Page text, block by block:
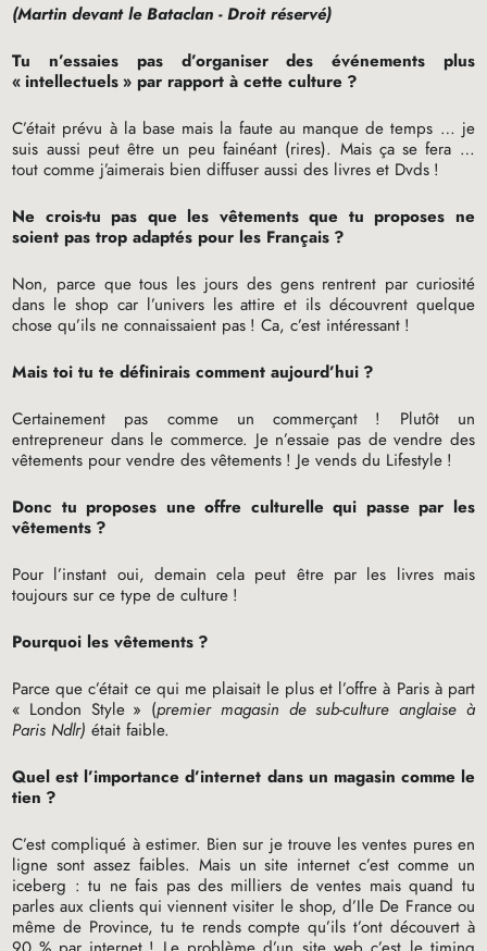
(Martin devant le Bataclan - Droit réservé)
Tu n’essaies pas d’organiser des événements plus
«intellectuels» par rapport à cette culture ?
C’était prévu à la base mais la faute au manque de temps … je
suis aussi peut être un peu fainéant (rires). Mais ça se fera …
tout comme j’aimerais bien diffuser aussi des livres et Dvds !
Ne crois-tu pas que les vêtements que tu proposes ne
soient pas trop adaptés pour les Français ?
Non, parce que tous les jours des gens rentrent par curiosité
dans le shop car l’univers les attire et ils découvrent quelque
chose qu’ils ne connaissaient pas ! Ca, c’est intéressant !
Mais toi tu te définirais comment aujourd’hui ?
Certainement pas comme un commerçant
! Plutôt un
entrepreneur dans le commerce. Je n’essaie pas de vendre des
vêtements pour vendre des vêtements ! Je vends du Lifestyle !
Donc tu proposes une offre culturelle qui passe par les
vêtements ?
Pour l’instant oui, demain cela peut être par les livres mais
toujours sur ce type de culture !
Pourquoi les vêtements ?
Parce que c’était ce qui me plaisait le plus et l’offre à Paris à part
« London Style » (premier magasin de sub-culture anglaise à
Paris Ndlr)était faible.
Quel est l’importance d’internet dans un magasin comme le
tien ?
C’est compliqué à estimer. Bien sur je trouve les ventes pures en
ligne sont assez faibles. Mais un site internet c’est comme un
iceberg : tu ne fais pas des milliers de ventes mais quand tu
parles aux clients qui viennent visiter le shop, d’Ile De France ou
même de Province, tu te rends compte qu’ils t’ont découvert à